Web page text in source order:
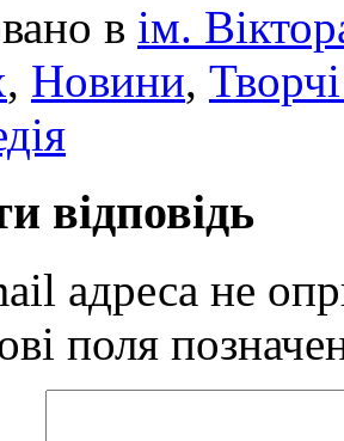
в ім.
, Новини,
відповідь
адреса не
поля